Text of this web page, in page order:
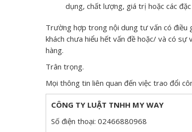
dụng, chất lượng, giá trị hoặc các
Trường hợp trong nội dung tư vấn có điều
khách chưa hiểu hết vấn đề hoặc/ và có
hàng.
Trân trọng.
Mọi thông tin liên quan đến việc trao đổi
CÔNG TY LUẬT TNHH MY WAY
Số điện thoại: 02466880968